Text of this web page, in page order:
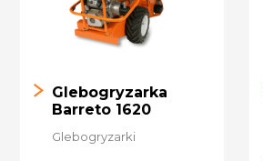
Glebogryzarka
Barreto 1620
Glebogryzarki